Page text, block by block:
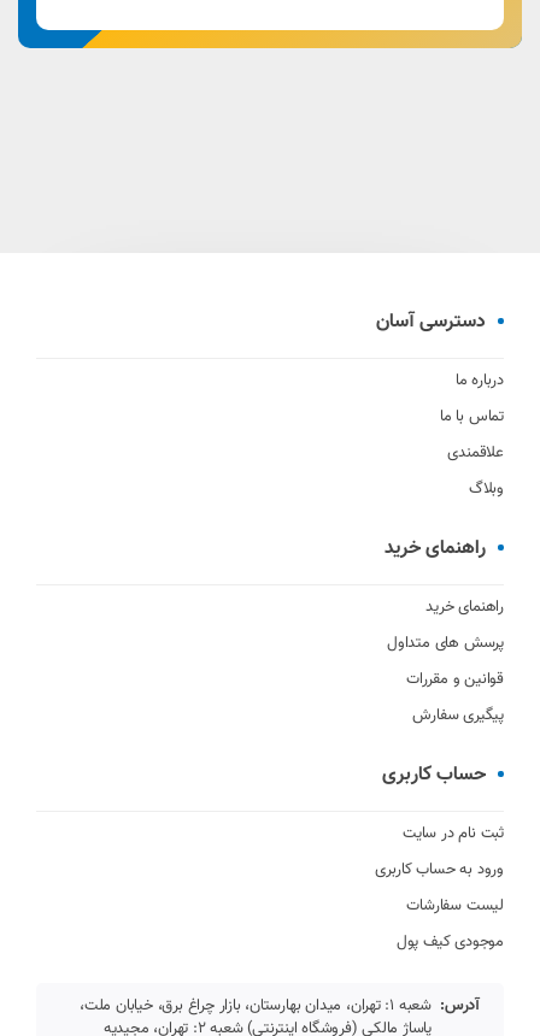
دسترسی آسان
درباره ما
تماس با ما
علاقمندی
وبلاگ
راهنمای خرید
راهنمای خرید
پرسش های متداول
قوانین و مقررات
پیگیری سفارش
حساب کاربری
ثبت نام در سایت
ورود به حساب کاربری
لیست سفارشات
موجودی کیف پول
آدرس:
شعبه 1: تهران، میدان بهارستان، بازار چراغ برق، خیابان ملت،
پاساژ مالکی (فروشگاه اینترنتی) شعبه 2: تهران، مجیدیه